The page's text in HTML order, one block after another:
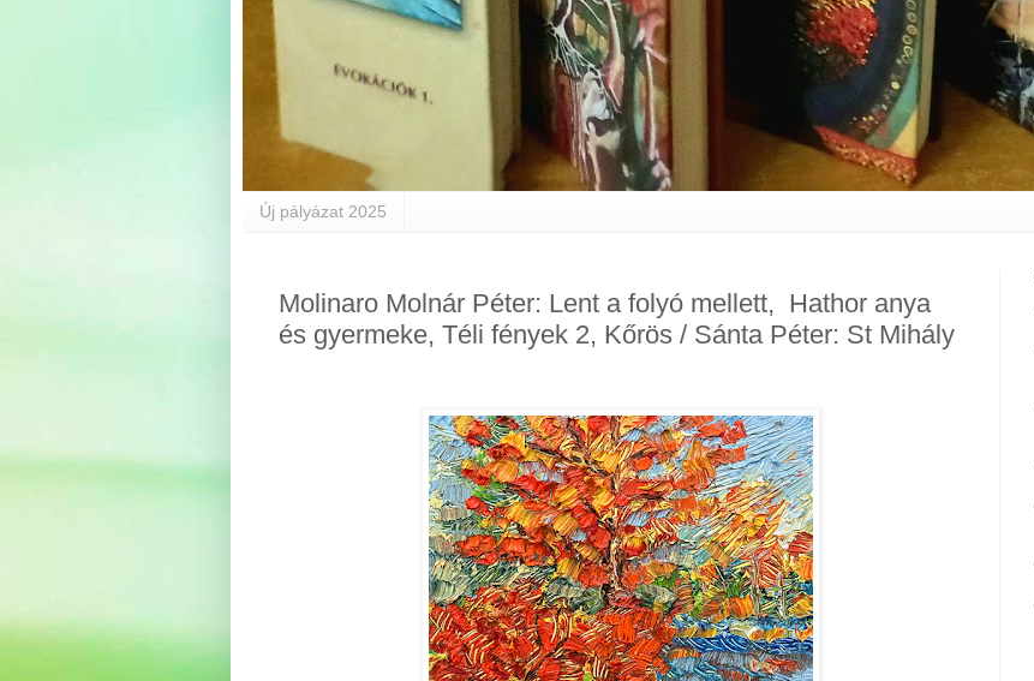
Új pályázat 2025
Molinaro Molnár Péter: Lent a folyó mellett, Hathor anya
és gyermeke, Téli fények 2, Kőrös / Sánta Péter: St Mihály